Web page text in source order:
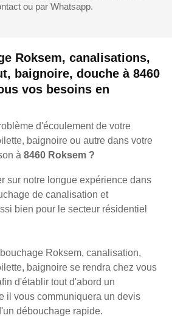
Roksem, canalisations,
baignoire, douche à 8460
vos besoins en
d'écoulement de votre
baignoire ou autre dans votre
à 8460 Roksem ?
sur notre longue expérience dans
de canalisation et
bien pour le secteur résidentiel
Roksem, canalisation,
baignoire se rendra chez vous
d'établir tout d'abord un
il vous communiquera un devis
débouchage rapide.
ou par Whatsapp.